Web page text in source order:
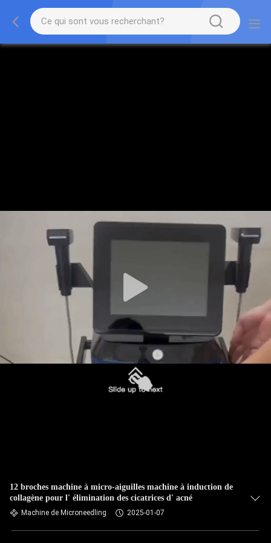
12 broches machine à micro-aiguilles machine à induction de
collagène pour l' élimination des cicatrices d' acné
Machine de Microneedling 2025-01-07